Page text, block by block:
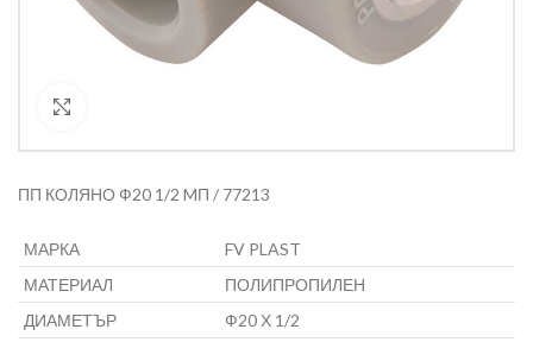
ПП КОЛЯНО Ф20 1/2 MП / 77213
МАРКА
FV PLAST
МАТЕРИАЛ
ПОЛИПРОПИЛЕН
ДИАМЕТЪР
Ф20 Х 1/2